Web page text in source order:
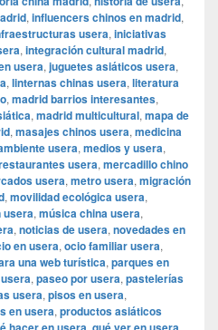
, influencers chinos en madrid,
usera, iniciativas
, integración cultural madrid,
usera, juguetes asiáticos usera,
, linternas chinas usera, literatura
, madrid barrios interesantes,
, madrid multicultural, mapa de
, masajes chinos usera, medicina
usera, medios y usera,
usera, mercadillo chino
usera, metro usera, migración
, movilidad ecológica usera,
usera, música china usera,
, noticias de usera, novedades en
en usera, ocio familiar usera,
una web turística, parques en
, paseo por usera, pastelerías
usera, pisos en usera,
en usera, productos asiáticos